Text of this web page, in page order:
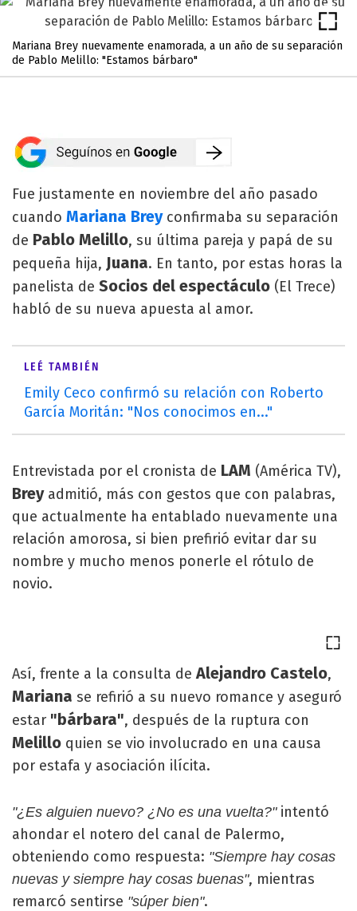
Mariana Brey nuevamente enamorada, a un año de su separación
de Pablo Melillo: "Estamos bárbaro"
Fue justamente en noviembre del año pasado
cuando Mariana Breyconfirmaba su separación
de Pablo Melillo, su última pareja y papá de su
pequeña hija, Juana. En tanto, por estas horas la
panelista de Socios del espectáculo (El Trece)
habló de su nueva apuesta al amor.
LEÉ TAMBIÉN
Emily Ceco confirmó su relación con Roberto
García Moritán: "Nos conocimos en..."
Entrevistada por el cronista de LAM (América TV),
Breyadmitió, más con gestos que con palabras,
que actualmente ha entablado nuevamente una
relación amorosa, si bien prefirió evitar dar su
nombre y mucho menos ponerle el rótulo de
novio.
Así, frente a la consulta deAlejandro Castelo,
Mariana se refirió a su nuevo romance y aseguró
estar "bárbara", después de la ruptura con
Melillo quien se vio involucrado en una causa
por estafa y asociación ilícita.
"¿Es alguien nuevo? ¿No es una vuelta?" intentó
ahondar el notero del canal de Palermo,
obteniendo como respuesta: "Siempre hay cosas
nuevas y siempre hay cosas buenas", mientras
remarcó sentirse "súper bien".